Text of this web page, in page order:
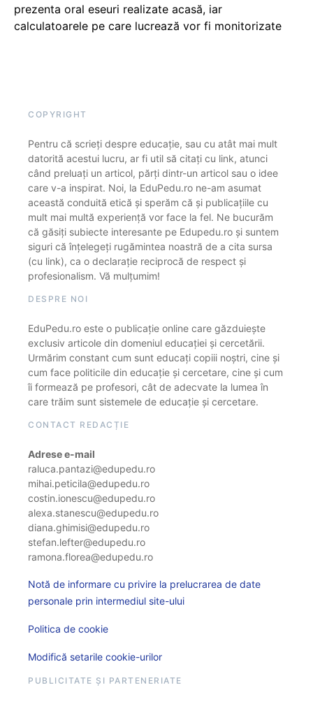
prezenta oral eseuri realizate acasă, iar
calculatoarele pe care lucrează vor fi monitorizate
COPYRIGHT
Pentru că scrieți despre educație, sau cu atât mai mult
datorită acestui lucru, ar fi util să citați cu link, atunci
când preluați un articol, părți dintr-un articol sau o idee
care v-a inspirat. Noi, la EduPedu.ro ne-am asumat
această conduită etică și sperăm că și publicațiile cu
mult mai multă experiență vor face la fel. Ne bucurăm
că găsiți subiecte interesante pe Edupedu.ro și suntem
siguri că înțelegeți rugămintea noastră de a cita sursa
(cu link), ca o declarație reciprocă de respect și
profesionalism. Vă mulțumim!
DESPRE NOI
EduPedu.ro este o publicație online care găzduiește
exclusiv articole din domeniul educației și cercetării.
Urmărim constant cum sunt educați copiii noștri, cine și
cum face politicile din educație și cercetare, cine și cum
îi formează pe profesori, cât de adecvate la lumea în
care trăim sunt sistemele de educație și cercetare.
CONTACT REDACȚIE
Adrese e-mail
raluca.pantazi@edupedu.ro
mihai.peticila@edupedu.ro
costin.ionescu@edupedu.ro
alexa.stanescu@edupedu.ro
diana.ghimisi@edupedu.ro
stefan.lefter@edupedu.ro
ramona.florea@edupedu.ro
Notă de informare cu privire la prelucrarea de date
personale prin intermediul site-ului
Politica de cookie
Modifică setarile cookie-urilor
PUBLICITATE ȘI PARTENERIATE